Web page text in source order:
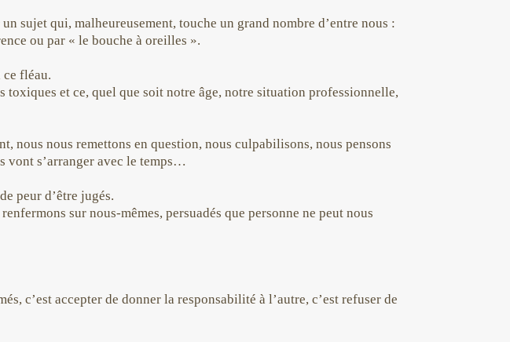
sujet qui, malheureusement, touche un grand nombre d’entre nous :
ou par « le bouche à oreilles ».
ce fléau.
toxiques et ce, quel que soit notre âge, notre situation professionnelle,
nous nous remettons en question, nous culpabilisons, nous pensons
vont s’arranger avec le temps…
peur d’être jugés.
sur nous-mêmes, persuadés que personne ne peut nous
c’est accepter de donner la responsabilité à l’autre, c’est refuser de